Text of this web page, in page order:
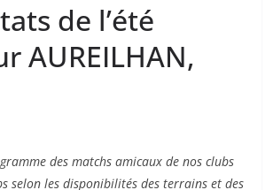
de l’été
AUREILHAN,
des matchs amicaux de nos clubs
selon les disponibilités des terrains et des